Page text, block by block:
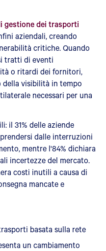
gestione dei trasporti
aziendali, creando
critiche. Quando
tratti di eventi
o ritardi dei fornitori,
visibilità in tempo
necessari per una
il 31% delle aziende
dalle interruzioni
mentre l'84% dichiara
incertezze del mercato.
costi inutili a causa di
mancate e
basata sulla rete
un cambiamento